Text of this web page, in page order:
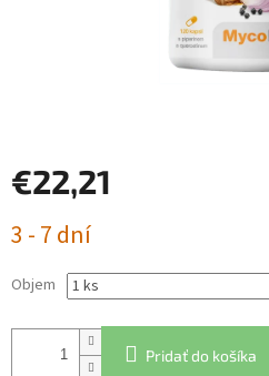
€22,21
cena:
3 - 7 dní
Objem
Pridať do košíka